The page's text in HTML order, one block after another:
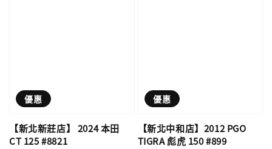
優惠
【新北新莊店】 2024 本田
CT 125 #8821
優惠
【新北中和店】2012 PGO
TIGRA 彪虎 150 #899